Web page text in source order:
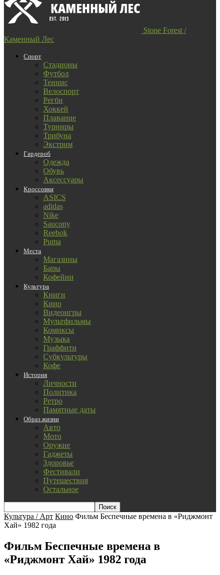
Stone Forest /
Каменный Лес
Спорт
Стадионы
Футбол
Теннис
Велоспорт
Регби
Хоккей
Плавание
Турниры
Трибуна
Экстрим
Гардероб
Одежда
Обувь
Аксессуары
Кроссовки
ASICS
adidas
Nike
Saucony
Reebok
Puma
Места
Магазины
Бары
Кофейни
Культура
Книги
Кино
Видеоигры
Мультфильмы
Комиксы
Музыка
Граффити
Субкультуры
Кофе
История
Личности
Политика
Ретро
Памятные даты
Образ жизни
Авто
Мото
Оружие
Гаджеты
Здоровье
Фестивали
Путешествия
Остальное
Культура / Арт Кино Фильм Беспечные времена в «Риджмонт
Хай» 1982 года
Фильм Беспечные времена в
«Риджмонт Хай» 1982 года